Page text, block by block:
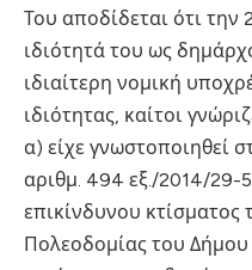
Του αποδίδεται ότι
ιδιότητά του ως
ιδιαίτερη νομική
ιδιότητας, καίτοι
α) είχε γνωστοποιηθεί
αριθμ. 494 εξ./2014/29-
επικίνδυνου κτίσματος
Πολεοδομίας του